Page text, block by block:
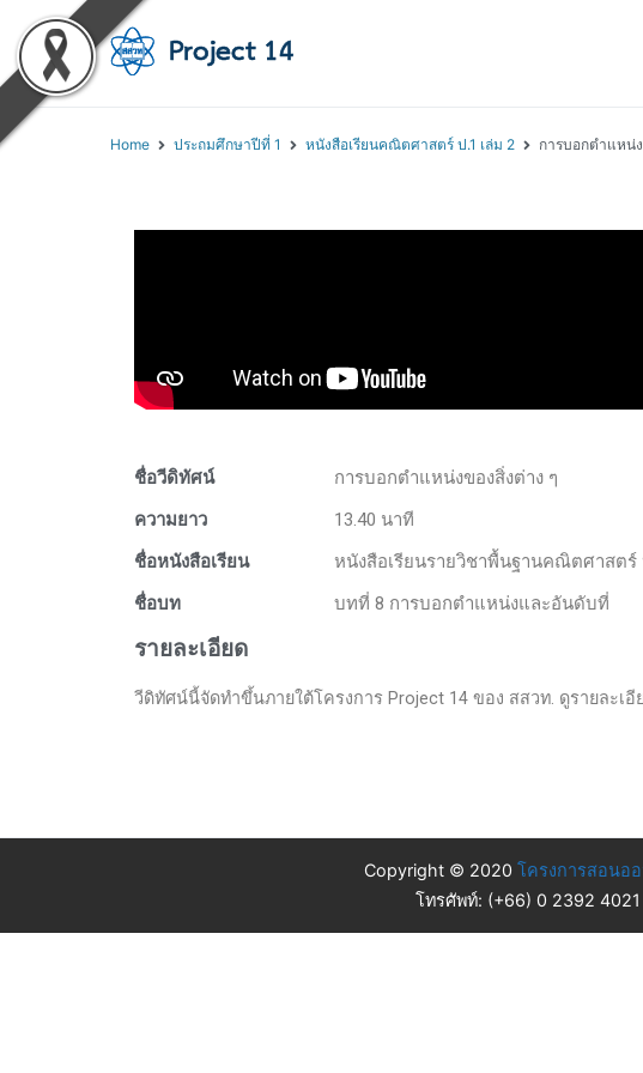
Home ประถมศึกษาปีที่ 1 หนังสือเรียนคณิตศาสตร์ ป.1 เล่ม 2 การบอกตำแหน่
ชื่อวีดิทัศน์
การบอกตำแหน่งของสิ่งต่าง ๆ
ความยาว
13.40 นาที
ชื่อหนังสือเรียน
หนังสือเรียนรายวิชาพื้นฐานคณิตศาสตร์
ชื่อบท
บทที่ 8 การบอกตำแหน่งและอันดับที่
รายละเอียด
วีดิทัศน์นี้จัดทำขึ้นภายใต้โครงการ Project 14 ของ สสวท. ดูรายละเอี
Copyright © 2020 โครงการสอนอ
โทรศัพท์: (+66) 0 2392 4021